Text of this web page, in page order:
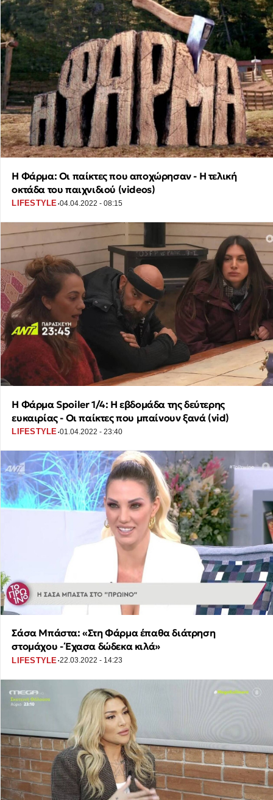
Η Φάρμα: Οι παίκτες που αποχώρησαν - Η τελική
οκτάδα του παιχνιδιού (videos)
LIFESTYLE·04.04.2022 - 08:15
Η Φάρμα Spoiler 1/4: Η εβδομάδα της δεύτερης
ευκαιρίας - Οι παίκτες που μπαίνουν ξανά (vid)
LIFESTYLE·01.04.2022 - 23:40
Σάσα Μπάστα: «Στη Φάρμα έπαθα διάτρηση
στομάχου - Έχασα δώδεκα κιλά»
LIFESTYLE ·22.03.2022 - 14:23